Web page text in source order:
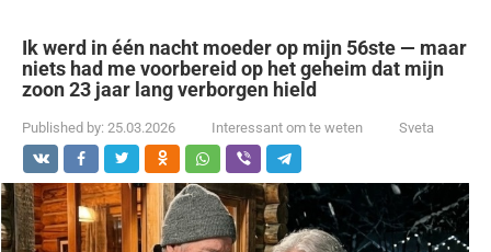
Ik werd in één nacht moeder op mijn 56ste — maar
niets had me voorbereid op het geheim dat mijn
zoon 23 jaar lang verborgen hield
Published by: 25.03.2026 Interessant om te weten Sveta